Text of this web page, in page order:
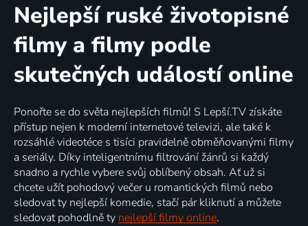
Nejlepší ruské životopisné
filmy a filmy podle
skutečných událostí online
Ponořte se do světa nejlepších filmů! S Lepší.TV získáte
přístup nejen k moderní internetové televizi, ale také k
rozsáhlé videotéce s tisíci pravidelně obměňovanými filmy
a seriály. Díky inteligentnímu filtrování žánrů si každý
snadno a rychle vybere svůj oblíbený obsah. Ať už si
chcete užít pohodový večer u romantických filmů nebo
sledovat ty nejlepší komedie, stačí pár kliknutí a můžete
sledovat pohodlně ty nejlepší filmy online.